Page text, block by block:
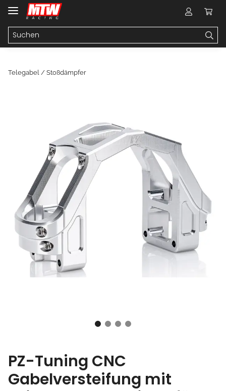
Telegabel / Stoßdämpfer
PZ-Tuning CNC
Gabelversteifung mit